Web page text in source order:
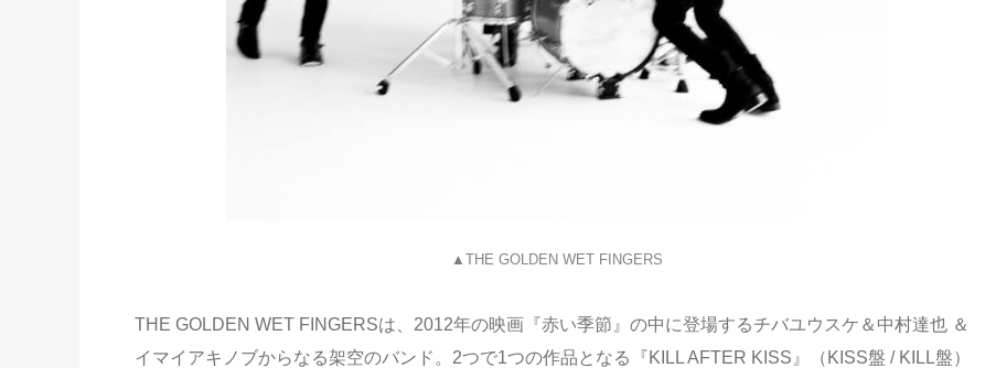
▲THE GOLDEN WET FINGERS
THE GOLDEN WET FINGERSは、2012年の映画『赤い季節』の中に登場するチバユウスケ＆中村達也 ＆
イマイアキノブからなる架空のバンド。2つで1つの作品となる『KILL AFTER KISS』（KISS盤 / KILL盤）